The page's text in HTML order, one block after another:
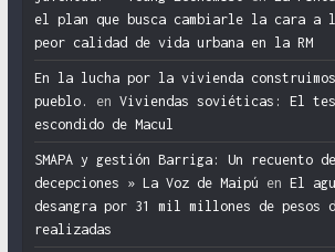
el plan que busca cambiarle la cara a
peor calidad de vida urbana en la RM
En la lucha por la vivienda
pueblo.
en Viviendas soviéticas: El
escondido de Macul
SMAPA y gestión Barriga: Un recuento
decepciones » La Voz de Maipú en El
desangra por 31 mil millones de pesos
realizadas